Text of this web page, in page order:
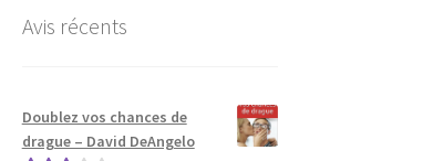
Avis récents
Doublez vos chances de
drague – David DeAngelo